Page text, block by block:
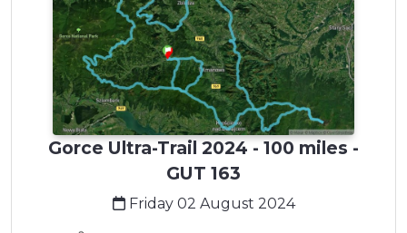
Gorce Ultra-Trail 2024 - 100 miles -
GUT 163
Friday 02 August 2024